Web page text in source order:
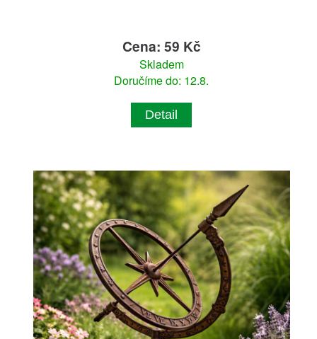
Cena: 59 Kč
Skladem
Doručíme do: 12.8.
Detail